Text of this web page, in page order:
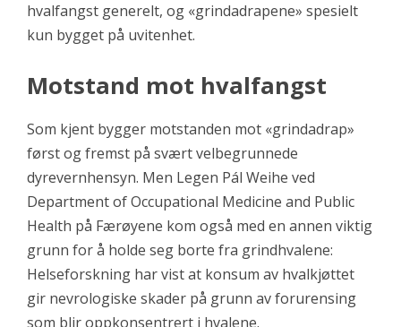
hvalfangst generelt, og «grindadrapene» spesielt
kun bygget på uvitenhet.
Motstand mot hvalfangst
Som kjent bygger motstanden mot «grindadrap»
først og fremst på svært velbegrunnede
dyrevernhensyn. Men Legen Pál Weihe ved
Department of Occupational Medicine and Public
Health på Færøyene kom også med en annen viktig
grunn for å holde seg borte fra grindhvalene:
Helseforskning har vist at konsum av hvalkjøttet
gir nevrologiske skader på grunn av forurensing
som blir oppkonsentrert i hvalene.